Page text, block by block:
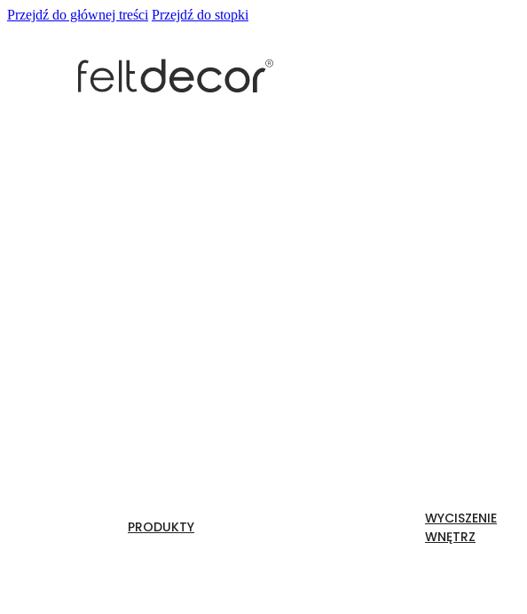
Przejdź do głównej treści Przejdź do stopki
PRODUKTY
WYCISZENIE
WNĘTRZ